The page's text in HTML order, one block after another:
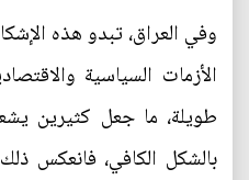
وفي العراق، تبدو هذه
الأزمات السياسية
طويلة، ما جعل كثيرين
بالشكل الكافي، فانعكس